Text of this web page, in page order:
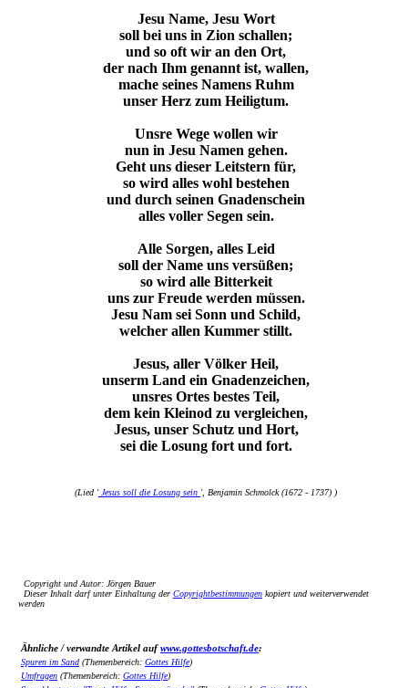
Jesu Name, Jesu Wort
soll bei uns in Zion schallen;
und so oft wir an den Ort,
der nach Ihm genannt ist, wallen,
mache seines Namens Ruhm
unser Herz zum Heiligtum.
Unsre Wege wollen wir
nun in Jesu Namen gehen.
Geht uns dieser Leitstern für,
so wird alles wohl bestehen
und durch seinen Gnadenschein
alles voller Segen sein.
Alle Sorgen, alles Leid
soll der Name uns versüßen;
so wird alle Bitterkeit
uns zur Freude werden müssen.
Jesu Nam sei Sonn und Schild,
welcher allen Kummer stillt.
Jesus, aller Völker Heil,
unserm Land ein Gnadenzeichen,
unsres Ortes bestes Teil,
dem kein Kleinod zu vergleichen,
Jesus, unser Schutz und Hort,
sei die Losung fort und fort.
(Lied 'Jesus soll die Losung sein ', Benjamin Schmolck (1672 - 1737) )
Copyright und Autor: Jörgen Bauer
Dieser Inhalt darf unter Einhaltung der Copyrightbestimmungen kopiert und weiterverwendet
werden
Ähnliche / verwandte Artikel aufwww.gottesbotschaft.de:
Spuren im Sand (Themenbereich: Gottes Hilfe)
Umfragen (Themenbereich: Gottes Hilfe)